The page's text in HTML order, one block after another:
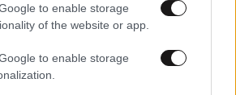
to enable storage
of the website or app.
to enable storage
του παιδιού τους